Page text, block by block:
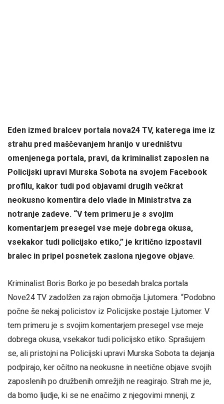
Eden izmed bralcev portala nova24 TV, katerega ime iz
strahu pred maščevanjem hranijo v uredništvu
omenjenega portala, pravi, da kriminalist zaposlen na
Policijski upravi Murska Sobota na svojem Facebook
profilu, kakor tudi pod objavami drugih večkrat
neokusno komentira delo vlade in Ministrstva za
notranje zadeve. “V tem primeru je s svojim
komentarjem presegel vse meje dobrega okusa,
vsekakor tudi policijsko etiko,” je kritično izpostavil
bralec in pripel posnetek zaslona njegove objave.
Kriminalist Boris Borko je po besedah bralca portala
Nove24 TV zadolžen za rajon območja Ljutomera. “Podobno
počne še nekaj policistov iz Policijske postaje Ljutomer. V
tem primeru je s svojim komentarjem presegel vse meje
dobrega okusa, vsekakor tudi policijsko etiko. Sprašujem
se, ali pristojni na Policijski upravi Murska Sobota ta dejanja
podpirajo, ker očitno na neokusne in neetične objave svojih
zaposlenih po družbenih omrežjih ne reagirajo. Strah me je,
da bomo ljudje, ki se ne enačimo z njegovimi mnenji, z